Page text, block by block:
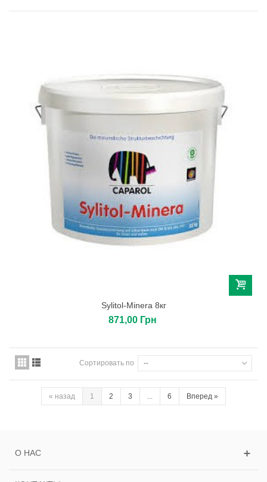
Sylitol-Minera 8кг
871,00 Грн
Сортировать по --
« назад 1 2 3 ... 6 Вперед »
О НАС